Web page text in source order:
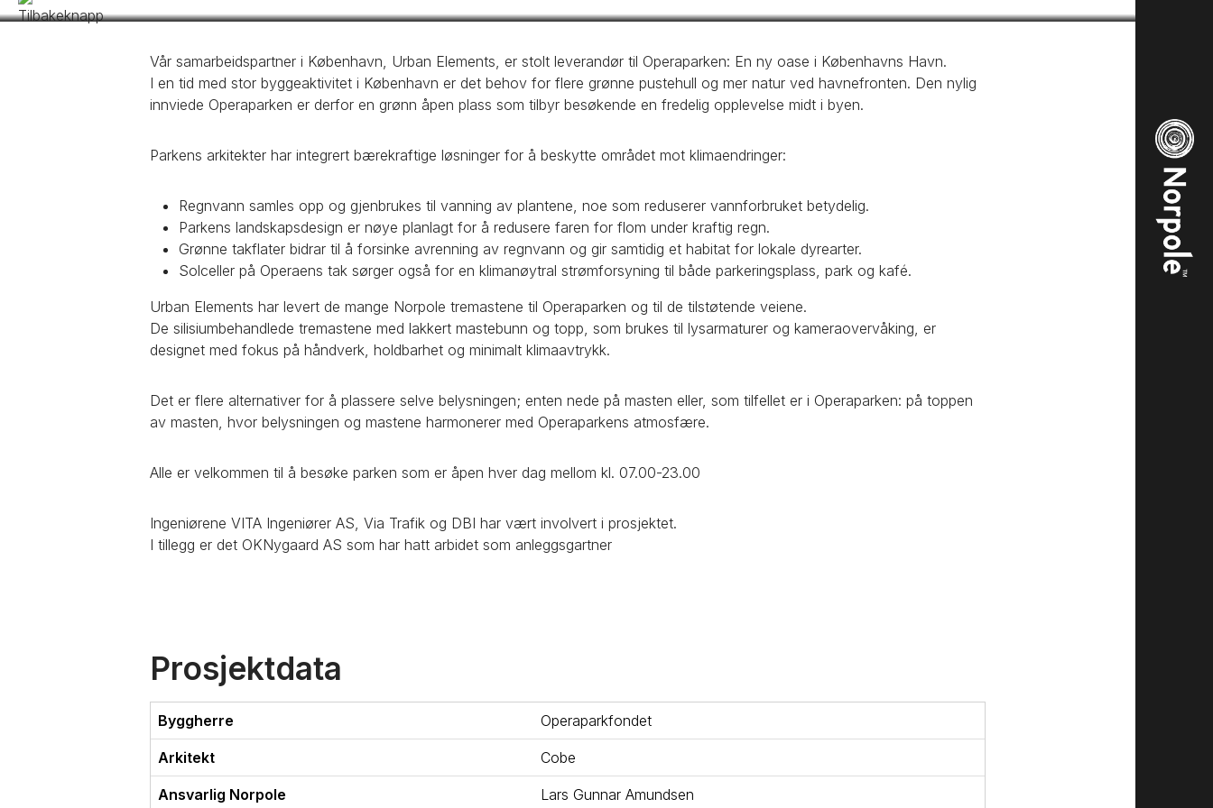
Vår samarbeidspartner i København, Urban Elements, er stolt leverandør til Operaparken: En ny oase i Københavns Havn.
I en tid med stor byggeaktivitet i København er det behov for flere grønne pustehull og mer natur ved havnefronten. Den nylig
innviede Operaparken er derfor en grønn åpen plass som tilbyr besøkende en fredelig opplevelse midt i byen.
Parkens arkitekter har integrert bærekraftige løsninger for å beskytte området mot klimaendringer:
Regnvann samles opp og gjenbrukes til vanning av plantene, noe som reduserer vannforbruket betydelig.
Parkens landskapsdesign er nøye planlagt for å redusere faren for flom under kraftig regn.
Grønne takflater bidrar til å forsinke avrenning av regnvann og gir samtidig et habitat for lokale dyrearter.
Solceller på Operaens tak sørger også for en klimanøytral strømforsyning til både parkeringsplass, park og kafé.
Urban Elements har levert de mange Norpole tremastene til Operaparken og til de tilstøtende veiene.
De silisiumbehandlede tremastene med lakkert mastebunn og topp, som brukes til lysarmaturer og kameraovervåking, er
designet med fokus på håndverk, holdbarhet og minimalt klimaavtrykk.
Det er flere alternativer for å plassere selve belysningen; enten nede på masten eller, som tilfellet er i Operaparken: på toppen
av masten, hvor belysningen og mastene harmonerer med Operaparkens atmosfære.
Alle er velkommen til å besøke parken som er åpen hver dag mellom kl. 07.00-23.00
Ingeniørene VITA Ingeniører AS, Via Trafik og DBI har vært involvert i prosjektet.
I tillegg er det OKNygaard AS som har hatt arbidet som anleggsgartner
Prosjektdata
Byggherre Operaparkfondet
Arkitekt Cobe
Ansvarlig Norpole Lars Gunnar Amundsen